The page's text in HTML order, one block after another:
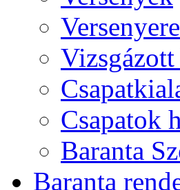
Vizsgázott
Csapatok
Baranta
Baranta